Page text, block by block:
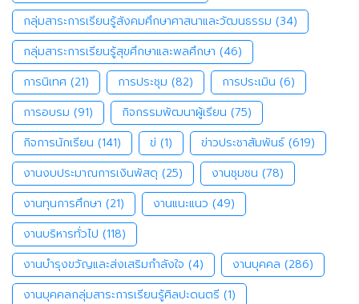
กลุ่มสาระการเรียนรู้สังคมศึกษาศาสนาและวัฒนธรรม (34)
กลุ่มสาระการเรียนรู้สุขศึกษาและพลศึกษา (46)
การนิเทศ (21) การประชุม (82) การประเมิน (6)
การอบรม (91) กิจกรรมพัฒนาผู้เรียน (75)
กิจการนักเรียน (141) ข่ (1) ข่าวประชาสัมพันธ์ (619)
งานงบประมาณการเงินพัสดุ (25) งานชุมชน (78)
งานทุนการศึกษา (21) งานแนะแนว (49)
งานบริหารทั่วไป (118)
งานบำรุงขวัญและส่งเสริมกำลังใจ (4) งานบุคคล (286)
งานบุคคลกลุ่มสาระการเรียนรู้ศิลปะดนตรี (1)